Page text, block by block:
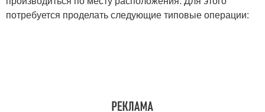
потребуется проделать следующие типовые операции: